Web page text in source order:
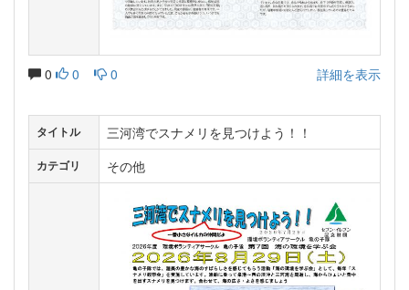
0 0 0 詳細を表示
タイトル 三河湾でスナメリを見つけよう！！
カテゴリ その他